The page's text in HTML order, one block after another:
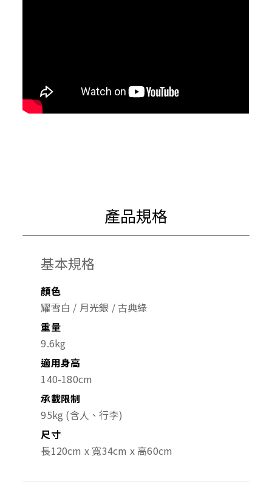
產品規格
基本規格
顏色
耀雪白 / 月光銀 / 古典綠
重量
9.6kg
適用身高
140-180cm
承載限制
95kg (含人、行李)
尺寸
長120cm x 寬34cm x 高60cm